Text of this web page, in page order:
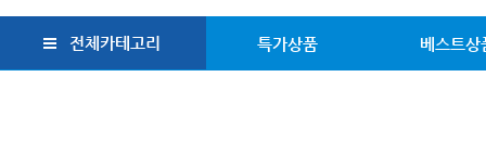
전체카테고리 특가상품 베스트상